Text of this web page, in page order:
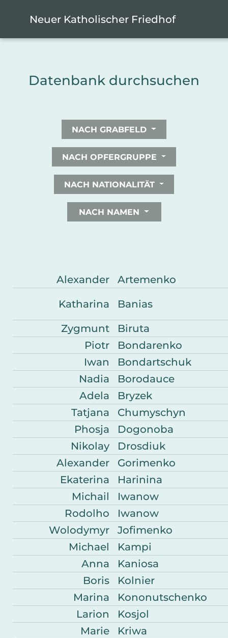
Neuer Katholischer Friedhof
Datenbank durchsuchen
NACH GRABFELD
NACH OPFERGRUPPE
NACH NATIONALITÄT
NACH NAMEN
Alexander
Artemenko
Katharina
Banias
Zygmunt
Biruta
Piotr
Bondarenko
Iwan
Bondartschuk
Nadia
Borodauce
Adela
Bryzek
Tatjana
Chumyschyn
Phosja
Dogonoba
Nikolay
Drosdiuk
Alexander
Gorimenko
Ekaterina
Harinina
Michail
Iwanow
Rodolho
Iwanow
Wolodymyr
Jofimenko
Michael
Kampi
Anna
Kaniosa
Boris
Kolnier
Marina
Kononutschenko
Larion
Kosjol
Marie
Kriwa